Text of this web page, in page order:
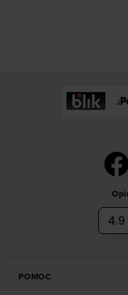
4.9
POMOC